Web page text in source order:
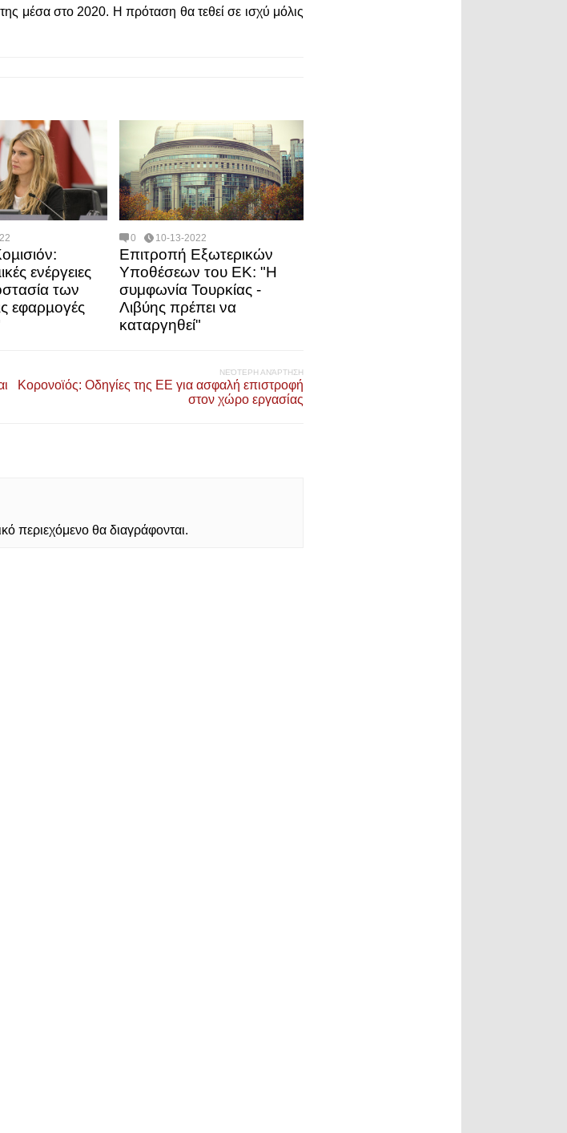
μέσα στο 2020. Η πρόταση θα τεθεί σε ισχύ μόλις
ενέργειες
των
εφαρµογές
0 10-13-2022
Επιτροπή Εξωτερικών
Υποθέσεων του ΕΚ: "Η
συμφωνία Τουρκίας -
Λιβύης πρέπει να
καταργηθεί"
ΝΕΌΤΕΡΗ ΑΝΆΡΤΗΣΗ
Κορονοϊός: Οδηγίες της ΕΕ για ασφαλή επιστροφή
στον χώρο εργασίας
περιεχόμενο θα διαγράφονται.